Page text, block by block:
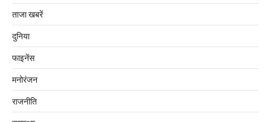
ताजा खबरें
दुनिया
फाइनेंस
मनोरंजन
राजनीति